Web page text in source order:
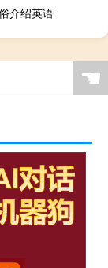
介绍英语
☚